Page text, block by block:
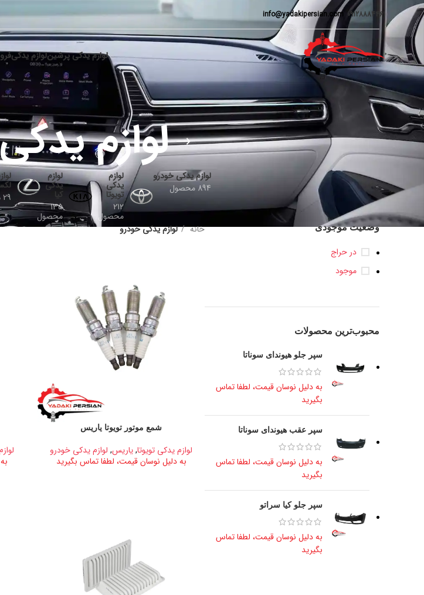
09128884461
info@yadakipersian.com
لوازم یدکی پرشینلوازم یدکی
لوازم
لوازم یدکی خودرو
894 محصول
لوازم
یدکی
تویوتا
212
محصول
لوازم
یدکی
کیا
135
محصول
29 محصول
وضعیت موجودی
در حراج
موجود
محبوب‌ترین محصولات
سپر جلو هیوندای سوناتا
به دلیل نوسان قیمت، لطفا تماس
بگیرید
سپر عقب هیوندای سوناتا
به دلیل نوسان قیمت، لطفا تماس
بگیرید
سپر جلو کیا سراتو
به دلیل نوسان قیمت، لطفا تماس
بگیرید
خانه لوازم یدکی خودرو
شمع موتور تویوتا یاریس
لوازم یدکی تویوتا,یاریس, لوازم یدکی خودرو
به دلیل نوسان قیمت، لطفا تماس بگیرید